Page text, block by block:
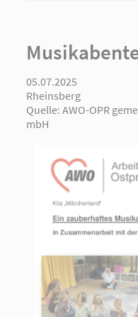
05.07.2025
Rheinsberg
Quelle: AWO-OPR
mbH